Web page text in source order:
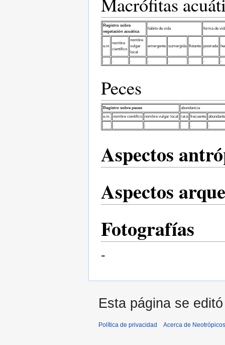
Regístro sobre
vegetación acuática
hábito de vida forma de
e.m
nombre
científico
nombre
vulgar
local
emergente sumergida flotante postrada
. . . . . . . .
Peces
Regístro sobre peces
abundancia
e.m. nombre científico nombre vulgar local rara frecuente abundante
.
. . . . .
Aspectos
Aspectos
Fotografías
-
Esta página se
Política de privacidad Acerca de Neotrópicos